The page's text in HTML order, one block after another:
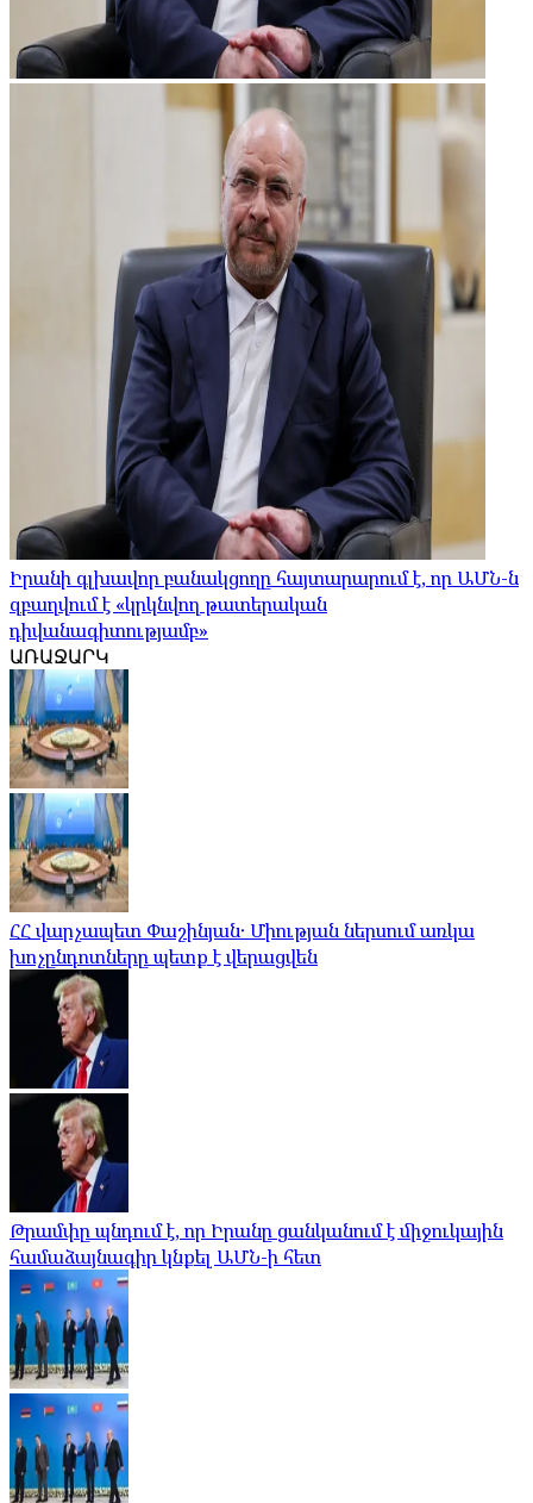
Իրանի գլխավոր բանակցողը հայտարարում է, որ ԱՄՆ-ն
զբաղվում է «կրկնվող թատերական
դիվանագիտությամբ»
ԱՌԱՋԱՐԿ
ՀՀ վարչապետ Փաշինյան․ Միության ներսում առկա
խոչընդոտները պետք է վերացվեն
Թրամփը պնդում է, որ Իրանը ցանկանում է միջուկային
համաձայնագիր կնքել ԱՄՆ-ի հետ